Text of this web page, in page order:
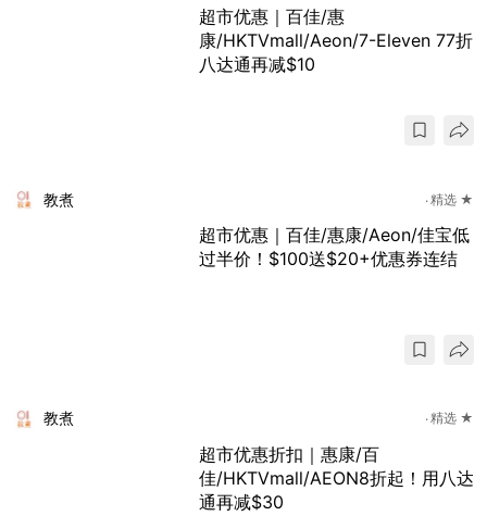
超市优惠｜百佳/惠
康/HKTVmall/Aeon/7-Eleven 77折
八达通再减$10
教煮 精选 ★
超市优惠｜百佳/惠康/Aeon/佳宝低
过半价！$100送$20+优惠券连结
教煮 精选 ★
超市优惠折扣｜惠康/百
佳/HKTVmall /AEON8折起！用八达
通再减$30